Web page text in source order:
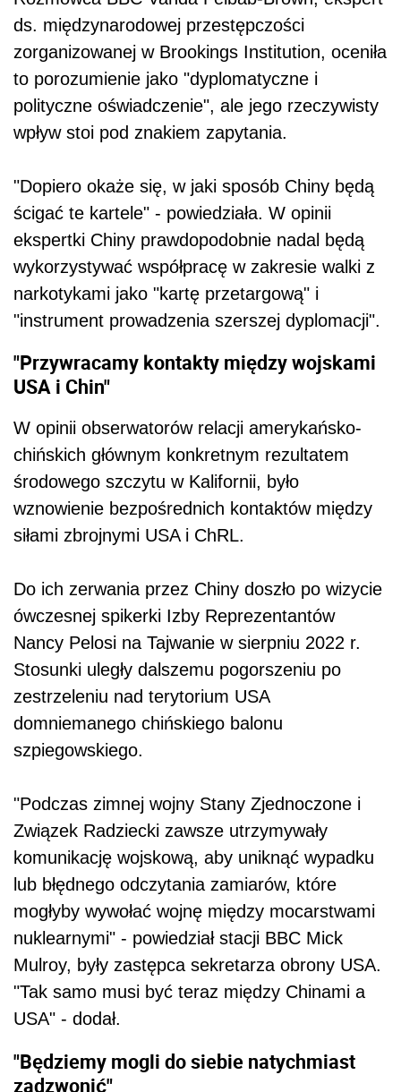
ds. międzynarodowej przestępczości
zorganizowanej w Brookings Institution, oceniła
to porozumienie jako "dyplomatyczne i
polityczne oświadczenie", ale jego rzeczywisty
wpływ stoi pod znakiem zapytania.
"Dopiero okaże się, w jaki sposób Chiny będą
ścigać te kartele" - powiedziała. W opinii
ekspertki Chiny prawdopodobnie nadal będą
wykorzystywać współpracę w zakresie walki z
narkotykami jako "kartę przetargową" i
"instrument prowadzenia szerszej dyplomacji".
"Przywracamy kontakty między wojskami
USA i Chin"
W opinii obserwatorów relacji amerykańsko-
chińskich głównym konkretnym rezultatem
środowego szczytu w Kalifornii, było
wznowienie bezpośrednich kontaktów między
siłami zbrojnymi USA i ChRL.
Do ich zerwania przez Chiny doszło po wizycie
ówczesnej spikerki Izby Reprezentantów
Nancy Pelosi na Tajwanie w sierpniu 2022 r.
Stosunki uległy dalszemu pogorszeniu po
zestrzeleniu nad terytorium USA
domniemanego chińskiego balonu
szpiegowskiego.
"Podczas zimnej wojny Stany Zjednoczone i
Związek Radziecki zawsze utrzymywały
komunikację wojskową, aby uniknąć wypadku
lub błędnego odczytania zamiarów, które
mogłyby wywołać wojnę między mocarstwami
nuklearnymi" - powiedział stacji BBC Mick
Mulroy, były zastępca sekretarza obrony USA.
"Tak samo musi być teraz między Chinami a
USA" - dodał.
"Będziemy mogli do siebie natychmiast
zadzwonić"